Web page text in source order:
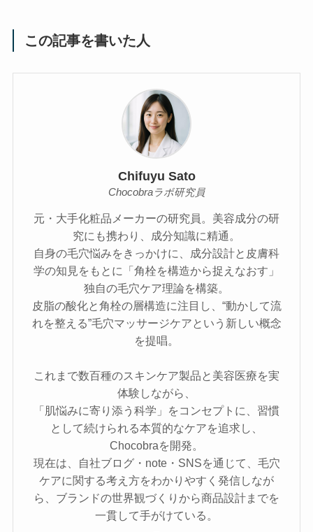
この記事を書いた人
Chifuyu Sato
Chocobraラボ研究員
元・大手化粧品メーカーの研究員。美容成分の研
究にも携わり、成分知識に精通。
自身の毛穴悩みをきっかけに、成分設計と皮膚科
学の知見をもとに「角栓を構造から捉えなおす」
独自の毛穴ケア理論を構築。
皮脂の酸化と角栓の層構造に注目し、“動かして流
れを整える”毛穴マッサージケアという新しい概念
を提唱。
これまで数百種のスキンケア製品と美容医療を実
体験しながら、
「肌悩みに寄り添う科学」をコンセプトに、習慣
として続けられる本質的なケアを追求し、
Chocobraを開発。
現在は、自社ブログ・note・SNSを通じて、毛穴
ケアに関する考え方をわかりやすく発信しなが
ら、ブランドの世界観づくりから商品設計までを
一貫して手がけている。